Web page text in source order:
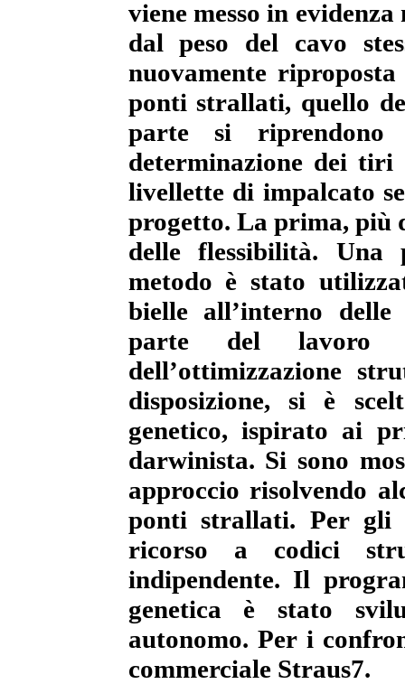
viene messo in
dal peso del cavo
nuovamente
ponti strallati, quello
parte si
determinazione dei
livellette di impalcato
progetto. La prima, più
delle flessibilità. Una
metodo è stato
bielle all’interno delle
parte del lavoro
dell’ottimizzazione
disposizione, si è
genetico, ispirato ai
darwinista. Si sono
approccio risolvendo
ponti strallati. Per gli
ricorso a codici
indipendente. Il
genetica è stato
autonomo. Per i
commerciale Straus7.